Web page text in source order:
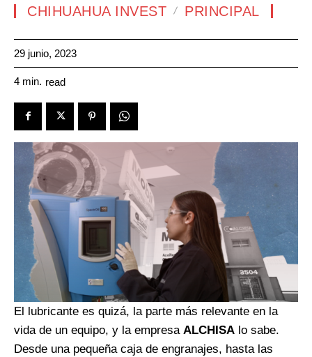
CHIHUAHUA INVEST PRINCIPAL
29 junio, 2023
4 min. read
El lubricante es quizá, la parte más relevante en la
vida de un equipo, y la empresa ALCHISA lo sabe.
Desde una pequeña caja de engranajes, hasta las